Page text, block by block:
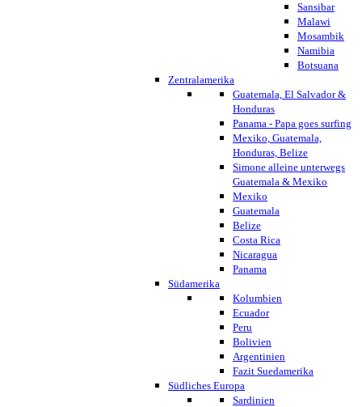
Sansibar
Malawi
Mosambik
Namibia
Botsuana
Zentralamerika
Guatemala, El Salvador &
Honduras
Panama - Papa goes surfing
Mexiko, Guatemala,
Honduras, Belize
Simone alleine unterwegs
Guatemala & Mexiko
Mexiko
Guatemala
Belize
Costa Rica
Nicaragua
Panama
Südamerika
Kolumbien
Ecuador
Peru
Bolivien
Argentinien
Fazit Suedamerika
Südliches Europa
Sardinien